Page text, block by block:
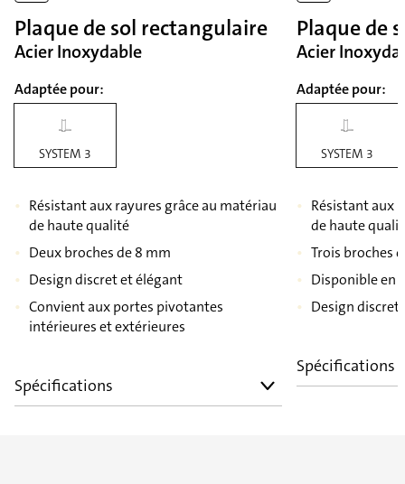
Plaque de sol rectangulaire
Acier Inoxydable
Adaptée pour:
SYSTEM 3
Résistant aux rayures grâce au matériau
de haute qualité
Deux broches de 8 mm
Design discret et élégant
Convient aux portes pivotantes
intérieures et extérieures
Spécifications
Plaque de
Acier
Adaptée pour:
SYSTEM 3
Résistant aux
de haute
Trois broches
Disponible en
Design discret
Spécifications